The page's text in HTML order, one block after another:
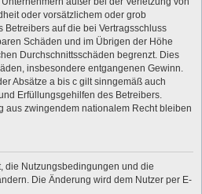
oder vorsätzlichem oder grob
Betreibers auf die bei Vertragsschluss
Schäden und im Übrigen der Höhe
Durchschnittsschäden begrenzt. Dies
insbesondere entgangenen Gewinn.
Absätze a bis c gilt sinngemäß auch
Erfüllungsgehilfen des Betreibers.
aus zwingendem nationalem Recht bleiben
die Nutzungsbedingungen und die
Die Änderung wird dem Nutzer per E-